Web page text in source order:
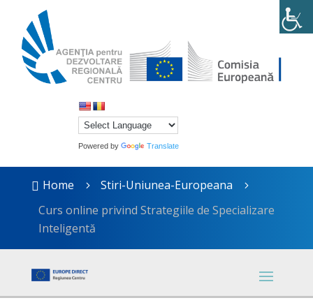
Powered by Translate
 Home 5 Stiri-Uniunea-Europeana 5
Curs online privind Strategiile de Specializare
Inteligentă